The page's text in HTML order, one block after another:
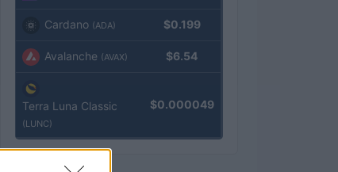
Cardano (ADA) $0.199
Avalanche (AVAX) $6.54
Terra Luna Classic
(LUNC)
$0.000049